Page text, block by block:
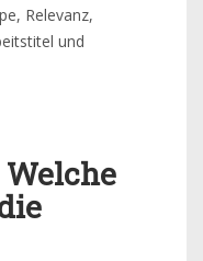
Relevanz,
und